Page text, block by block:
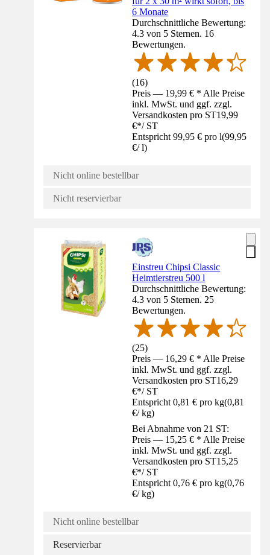
6 Monate
Durchschnittliche Bewertung:
4.3 von 5 Sternen. 16
Bewertungen.
(16)
Preis — 19,99 € * Alle Preise
inkl. MwSt. und ggf. zzgl.
Versandkosten pro ST19,99
€*/ ST
Entspricht 99,95 € pro l(99,95
€/ l)
Nicht online bestellbar
Nicht reservierbar
Einstreu Chipsi Classic
Heimtierstreu 500 l
Durchschnittliche Bewertung:
4.3 von 5 Sternen. 25
Bewertungen.
(25)
Preis — 16,29 € * Alle Preise
inkl. MwSt. und ggf. zzgl.
Versandkosten pro ST16,29
€*/ ST
Entspricht 0,81 € pro kg(0,81
€/ kg)
Bei Abnahme von 21 ST:
Preis — 15,25 € * Alle Preise
inkl. MwSt. und ggf. zzgl.
Versandkosten pro ST15,25
€*/ ST
Entspricht 0,76 € pro kg(0,76
€/ kg)
Nicht online bestellbar
Reservierbar